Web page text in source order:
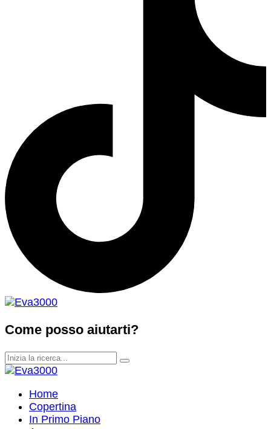
Come posso aiutarti?
Home
Copertina
In Primo Piano